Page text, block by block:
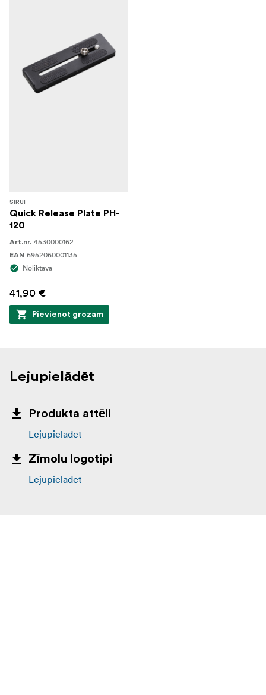
SIRUI
Quick Release Plate PH-
120
Art.nr. 4530000162
EAN 6952060001135
Noliktavā
41,90 €
Pievienot grozam
Lejupielādēt
Produkta attēli
Lejupielādēt
Zīmolu logotipi
Lejupielādēt